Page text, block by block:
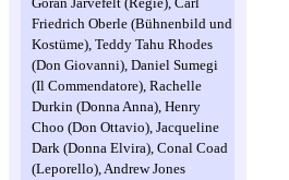
Friedrich Oberle (Bühnenbild und
Kostüme), Teddy Tahu Rhodes
(Don Giovanni), Daniel Sumegi
(Il Commendatore), Rachelle
Durkin (Donna Anna), Henry
Choo (Don Ottavio), Jacqueline
Dark (Donna Elvira), Conal Coad
(Leporello), Andrew Jones